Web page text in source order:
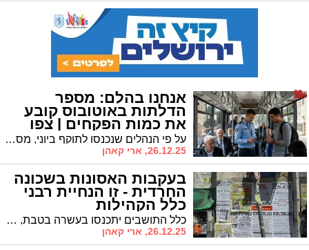
אנחנו בהלם: מספר
הדלתות באוטובוס קובע
את כמות הפקחים | צפו
על פי הנהלים שנכנסו לתוקף ביוני, מספר הפקחים באוטובוס לא יעלה על מספר הדלתות • צפו בסרטון שיבהיר לכם את העובדה המפתיעה
26.12.25, ארי קאהן
בעקבות האסונות בשכונה
החרדית - זו הנחיית רבני
כלל הקהילות
כלל התושבים יתכנסו בעשרה בטבת, לפני מנחה בכל בתי הכנסת השכונה • בין מנחה למעריב יישמעו דברי התעוררות
26.12.25, ארי קאהן